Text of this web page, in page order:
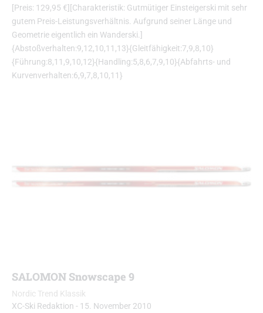
[Preis: 129,95 €][Charakteristik: Gutmütiger Einsteigerski mit sehr
gutem Preis-Leistungsverhältnis. Aufgrund seiner Länge und
Geometrie eigentlich ein Wanderski.]
{Abstoßverhalten:9,12,10,11,13}{Gleitfähigkeit:7,9,8,10}
{Führung:8,11,9,10,12}{Handling:5,8,6,7,9,10}{Abfahrts- und
Kurvenverhalten:6,9,7,8,10,11}
SALOMON Snowscape 9
Nordic Trend Klassik
XC-Ski Redaktion - 15. November 2010